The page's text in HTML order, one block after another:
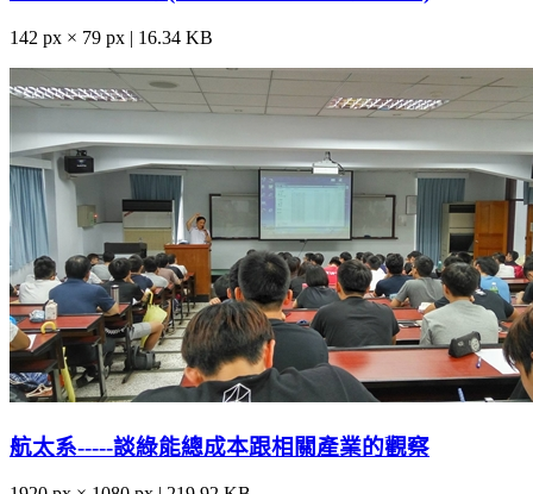
142 px × 79 px | 16.34 KB
航太系-----談綠能總成本跟相關產業的觀察